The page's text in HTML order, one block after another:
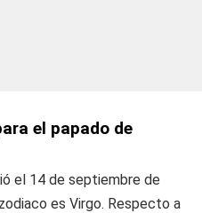
el papado de
el 14 de septiembre de
es Virgo. Respecto a